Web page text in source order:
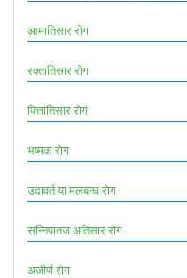
आमातिसार रोग
रक्तातिसार रोग
पित्तातिसार रोग
भष्मक रोग
उदावर्त या मलबन्ध रोग
सन्निपातज अतिसार रोग
अजीर्ण रोग